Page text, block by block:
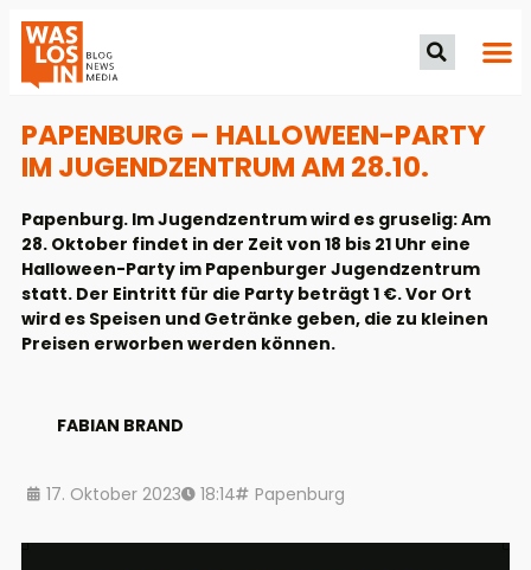
PAPENBURG – HALLOWEEN-PARTY
IM JUGENDZENTRUM AM 28.10.
Papenburg. Im Jugendzentrum wird es gruselig: Am
28. Oktober findet in der Zeit von 18 bis 21 Uhr eine
Halloween-Party im Papenburger Jugendzentrum
statt. Der Eintritt für die Party beträgt 1 €. Vor Ort
wird es Speisen und Getränke geben, die zu kleinen
Preisen erworben werden können.
FABIAN BRAND
17. Oktober 2023 18:14 Papenburg